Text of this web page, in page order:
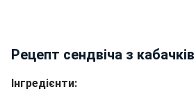
Рецепт сендвіча з кабачків
Інгредієнти: